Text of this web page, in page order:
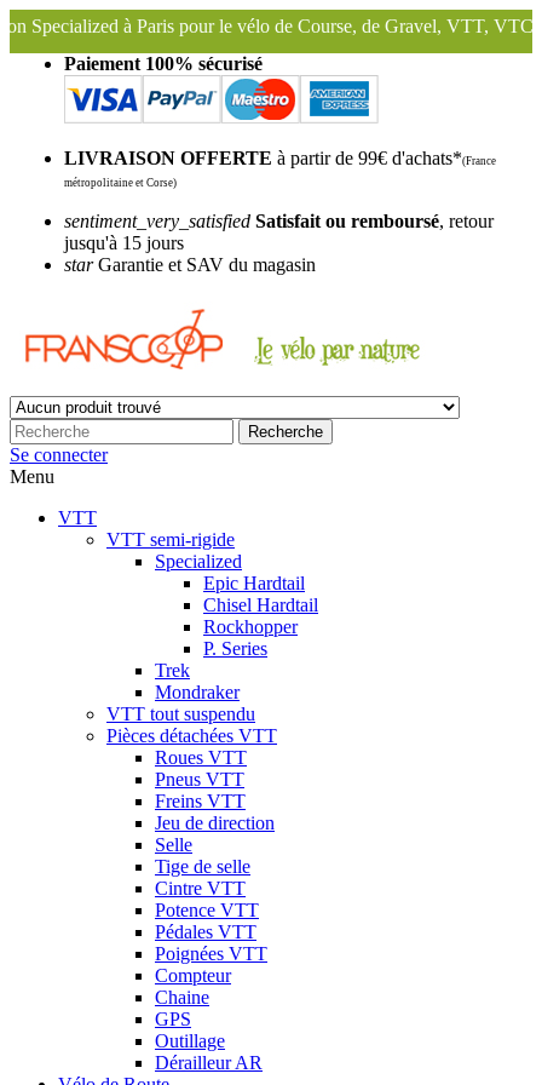
pour le vélo de Course, de Gravel, VTT, VTC ...
Nous
Paiement 100% sécurisé
LIVRAISON OFFERTE à partir de 99€ d'achats*(France
métropolitaine et Corse)
sentiment_very_satisfied Satisfait ou remboursé, retour
jusqu'à 15 jours
starGarantie et SAV du magasin
Recherche
Se connecter
Menu
VTT
VTT semi-rigide
Specialized
Epic Hardtail
Chisel Hardtail
Rockhopper
P. Series
Trek
Mondraker
VTT tout suspendu
Pièces détachées VTT
Roues VTT
Pneus VTT
Freins VTT
Jeu de direction
Selle
Tige de selle
Cintre VTT
Potence VTT
Pédales VTT
Poignées VTT
Compteur
Chaine
GPS
Outillage
Dérailleur AR